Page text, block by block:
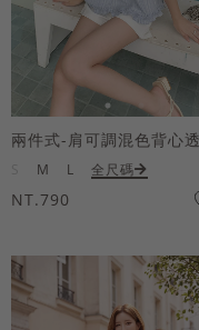
M L 全尺碼
NT.790